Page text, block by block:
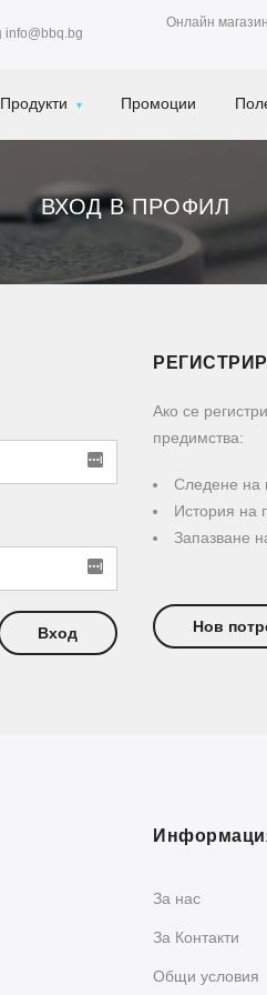
info@bbq.bg
Онлайн
Продукти Промоции
ВХОД В ПРОФИЛ
Вход
Ако се
предимства:
Следене на
История на
Запазване
Нов
За нас
За Контакти
Общи условия